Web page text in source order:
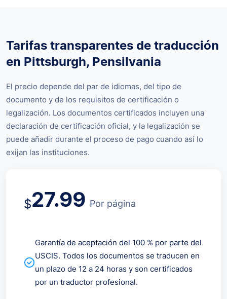
Tarifas transparentes de traducción
en Pittsburgh, Pensilvania
El precio depende del par de idiomas, del tipo de
documento y de los requisitos de certificación o
legalización. Los documentos certificados incluyen una
declaración de certificación oficial, y la legalización se
puede añadir durante el proceso de pago cuando así lo
exijan las instituciones.
$27.99 Por página
Garantía de aceptación del 100 % por parte del
USCIS. Todos los documentos se traducen en
un plazo de 12 a 24 horas y son certificados
por un traductor profesional.